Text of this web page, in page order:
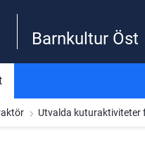
Barnkultur Öst
Utvalda kuturaktiviteter